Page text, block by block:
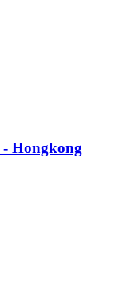
Hongkong